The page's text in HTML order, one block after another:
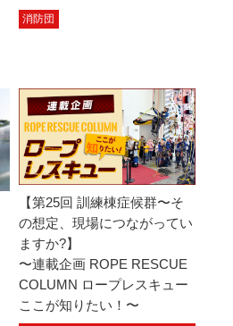
消防団
【第25回 訓練棟症候群〜そ
の想定、現場につながってい
ますか?】
〜連載企画 ROPE RESCUE
COLUMN ロープレスキュー
ここが知りたい！〜